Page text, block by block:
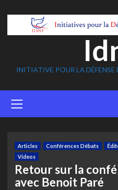
INITIATIVE POUR LA
Menu
Articles Conférences Débats
Videos
Retour sur la
avec Benoit Paré